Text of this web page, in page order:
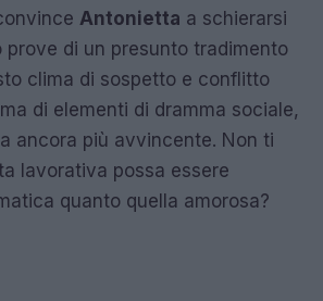
Antonietta a schierarsi
prove di un presunto tradimento
clima di sospetto e conflitto
di elementi di dramma sociale,
ancora più avvincente. Non ti
lavorativa possa essere
quanto quella amorosa?